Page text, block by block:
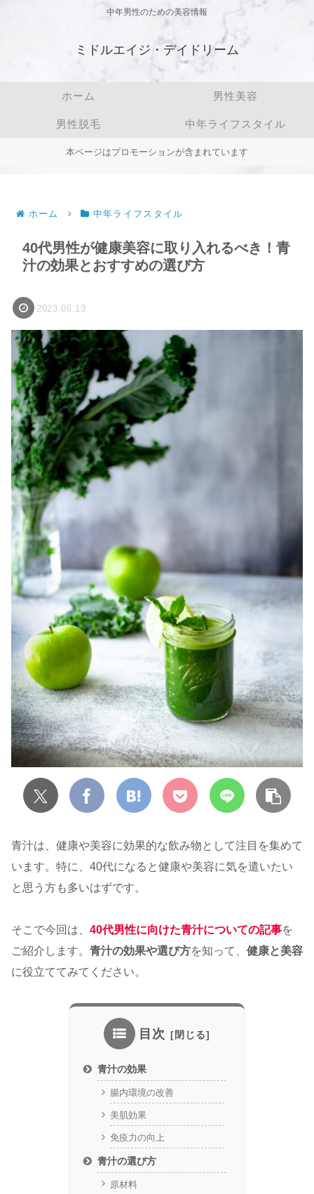
中年男性のための美容情報
ミドルエイジ・デイドリーム
ホーム 男性美容
男性脱毛 中年ライフスタイル
本ページはプロモーションが含まれています
ホーム 中年ライフスタイル
40代男性が健康美容に取り入れるべき！青
汁の効果とおすすめの選び方
2023.06.13
青汁は、健康や美容に効果的な飲み物として注目を集めて
います。特に、40代になると健康や美容に気を遣いたい
と思う方も多いはずです。
そこで今回は、 40代男性に向けた青汁についての記事を
ご紹介します。 青汁の効果や選び方を知って、 健康と美容
に役立ててみてください。
目次
青汁の効果
腸内環境の改善
美肌効果
免疫力の向上
青汁の選び方
原材料